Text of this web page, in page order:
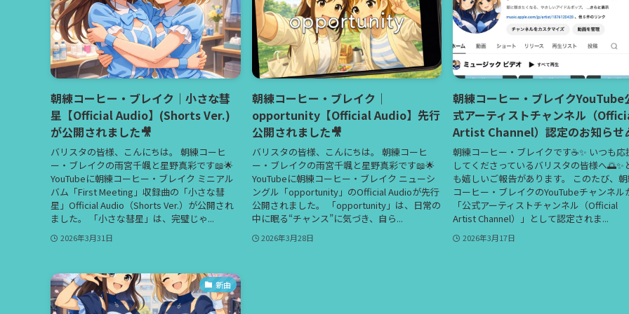
朝練コーヒー・ブレイク｜小さな彗
星【Official Audio】(Shorts Ver.)
が公開されました🎥
バリスタの皆様、こんにちは。 朝練コーヒ
ー・ブレイクの雨宮千颯と星野真彩です📖🌟
YouTubeに朝練コーヒー・ブレイク ミニアル
バム「First Meeting」収録曲の「小さな彗
星」Official Audio（Shorts Ver.）が公開され
ました。 「小さな彗星」は、完璧じゃ...
2026年3月31日
朝練コーヒー・ブレイク｜
opportunity【Official Audio】先行
公開されました🎥
バリスタの皆様、こんにちは。 朝練コーヒ
ー・ブレイクの雨宮千颯と星野真彩です📖🌟
YouTubeに朝練コーヒー・ブレイク ニューシ
ングル「opportunity」のOfficial Audioが先行
公開されました。 「opportunity」は、日常の
中に眠る“チャンス”に気づき、自ら...
2026年3月28日
朝練コーヒー・ブレイクYouTube
式アーティストチャンネル（
Artist Channel）認定のお知らせ
朝練コーヒー・ブレイクです☕️✨ いつも応
してくださっているバリスタの皆様へ🌅✨
も嬉しいご報告があります。 このたび、
コーヒー・ブレイクのYouTubeチャンネル
「公式アーティストチャンネル（Official
Artist Channel）」として認定されま...
2026年3月17日
新曲